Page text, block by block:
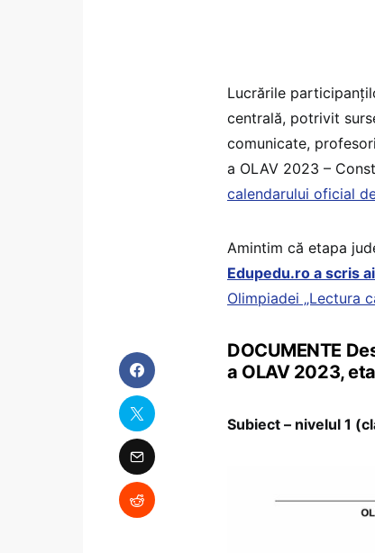
Lucrările
centrală, potrivit
comunicate,
a OLAV 2023 –
calendarului oficial
Amintim că etapa
Edupedu.ro a scris
Olimpiadei „Lectura
DOCUMENTE
a OLAV 2023,
Subiect – nivelul 1